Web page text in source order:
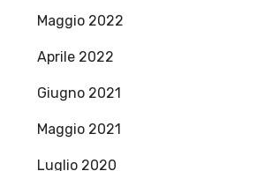
Maggio 2022
Aprile 2022
Giugno 2021
Maggio 2021
Luglio 2020